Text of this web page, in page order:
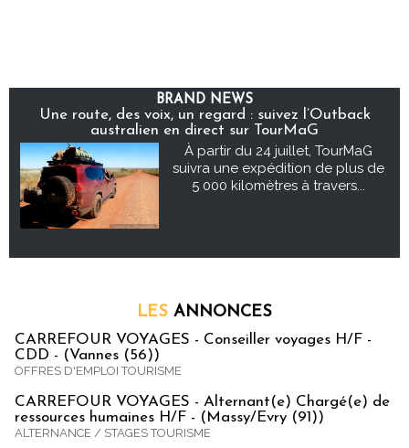
BRAND NEWS
Une route, des voix, un regard : suivez l’Outback
australien en direct sur TourMaG
À partir du 24 juillet, TourMaG
suivra une expédition de plus de
5 000 kilomètres à travers...
LES ANNONCES
CARREFOUR VOYAGES - Conseiller voyages H/F -
CDD - (Vannes (56))
OFFRES D'EMPLOI TOURISME
CARREFOUR VOYAGES - Alternant(e) Chargé(e) de
ressources humaines H/F - (Massy/Evry (91))
ALTERNANCE / STAGES TOURISME